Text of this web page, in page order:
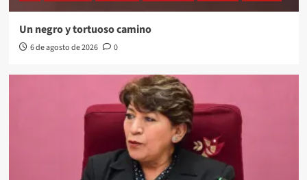
Un negro y tortuoso camino
6 de agosto de 2026 0